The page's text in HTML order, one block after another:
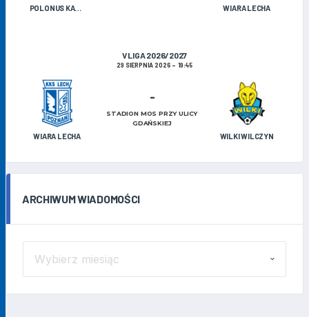
POLONUS KAZIMIERZ BISKUPI WIARA LECHA
V LIGA 2026/2027
29 SIERPNIA 2026 19:45
WIARA LECHA WILKI WILCZYN
-
STADION MOS PRZY ULICY
GDAŃSKIEJ
ARCHIWUM WIADOMOŚCI
WIADOMOŚCI